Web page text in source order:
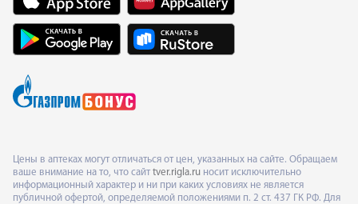
Цены в аптеках могут отличаться от цен, указанных на сайте. Обращаем
ваше внимание на то, что сайт tver.rigla.ru носит исключительно
информационный характер и ни при каких условиях не является
публичной офертой, определяемой положениями п. 2 ст. 437 ГК РФ. Для